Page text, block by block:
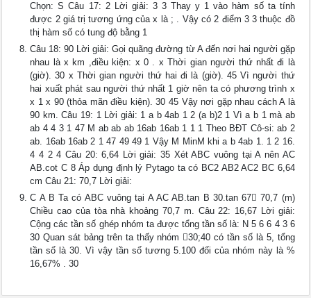
Chọn: S Câu 17: 2 Lời giải: 3 3 Thay y 1 vào hàm số ta tính
được 2 giá trị tương ứng của x là ; . Vậy có 2 điểm 3 3 thuộc đồ
thị hàm số có tung độ bằng 1
Câu 18: 90 Lời giải: Gọi quãng đường từ A đến nơi hai người gặp
nhau là x km ,điều kiện: x 0 . x Thời gian người thứ nhất đi là
(giờ). 30 x Thời gian người thứ hai đi là (giờ). 45 Vì người thứ
hai xuất phát sau người thứ nhất 1 giờ nên ta có phương trình x
x 1 x 90 (thỏa mãn điều kiện). 30 45 Vậy nơi gặp nhau cách A là
90 km. Câu 19: 1 Lời giải: 1 a b 4ab 1 2 (a b)2 1 Vì a b 1 mà ab
ab 4 4 3 1 47 M ab ab ab 16ab 16ab 1 1 1 Theo BĐT Cô-si: ab 2
ab. 16ab 16ab 2 1 47 49 49 1 Vậy M MinM khi a b 4ab 1. 1 2 16.
4 4 2 4 Câu 20: 6,64 Lời giải: 35 Xét ABC vuông tại A nên AC
AB.cot C 8 Áp dụng định lý Pytago ta có BC2 AB2 AC2 BC 6,64
cm Câu 21: 70,7 Lời giải:
C A B Ta có ABC vuông tại A AC AB.tan B 30.tan 67 70,7 (m)
Chiều cao của tòa nhà khoảng 70,7 m. Câu 22: 16,67 Lời giải:
Cộng các tần số ghép nhóm ta được tổng tần số là: N 5 6 6 4 3 6
30 Quan sát bảng trên ta thấy nhóm 30;40 có tần số là 5, tổng
tần số là 30. Vì vậy tần số tương 5.100 đối của nhóm này là %
16,67% . 30